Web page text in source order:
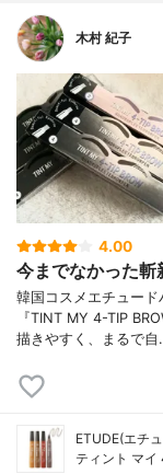
木村 紀子
4.00
今までなかった斬
韓国コスメエチュー
『TINT MY 4-TIP
描きやすく、まるで
ETUDE(エチ
ティント マ